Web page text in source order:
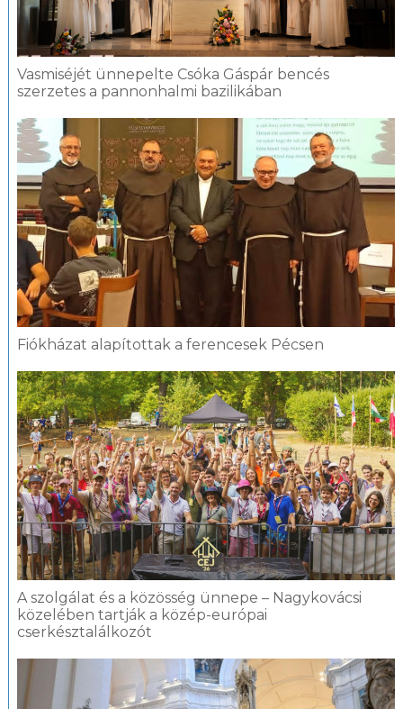
Vasmiséjét ünnepelte Csóka Gáspár bencés
szerzetes a pannonhalmi bazilikában
Fiókházat alapítottak a ferencesek Pécsen
A szolgálat és a közösség ünnepe – Nagykovácsi
közelében tartják a közép-európai
cserkésztalálkozót